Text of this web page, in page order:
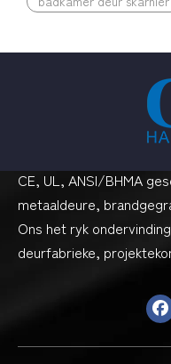
CE, UL, ANSI/BHMA
metaaldeure,
Ons het ryk
deurfabrieke,